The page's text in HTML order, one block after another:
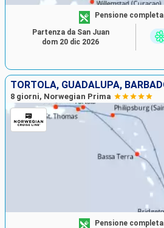
Pensione completa
Partenza da San Juan
dom 20 dic 2026
8 giorni, Norwegian Prima
Pensione completa